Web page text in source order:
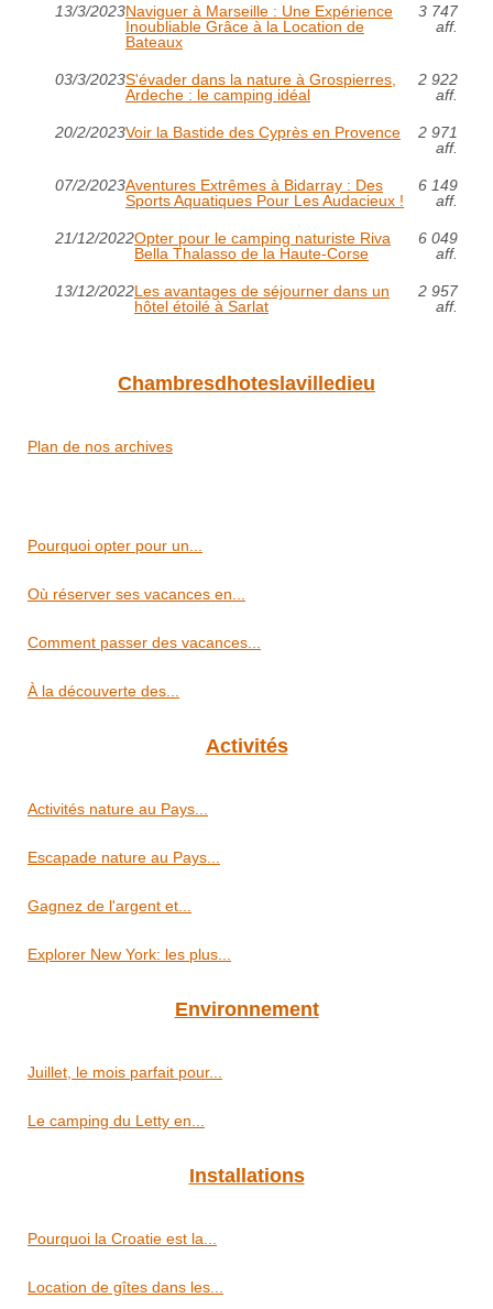
13/3/2023Naviguer à Marseille : Une Expérience
Inoubliable Grâce à la Location de
Bateaux
3 747
aff.
03/3/2023S'évader dans la nature à Grospierres,
Ardeche : le camping idéal
2 922
aff.
20/2/2023Voir la Bastide des Cyprès en Provence
2 971
aff.
07/2/2023Aventures Extrêmes à Bidarray : Des
Sports Aquatiques Pour Les Audacieux !
6 149
aff.
21/12/2022Opter pour le camping naturiste Riva
Bella Thalasso de la Haute-Corse
6 049
aff.
13/12/2022Les avantages de séjourner dans un
hôtel étoilé à Sarlat
2 957
aff.
Chambresdhoteslavilledieu
Plan de nos archives
Pourquoi opter pour un...
Où réserver ses vacances en...
Comment passer des vacances...
À la découverte des...
Activités
Activités nature au Pays...
Escapade nature au Pays...
Gagnez de l'argent et...
Explorer New York: les plus...
Environnement
Juillet, le mois parfait pour...
Le camping du Letty en...
Installations
Pourquoi la Croatie est la...
Location de gîtes dans les...